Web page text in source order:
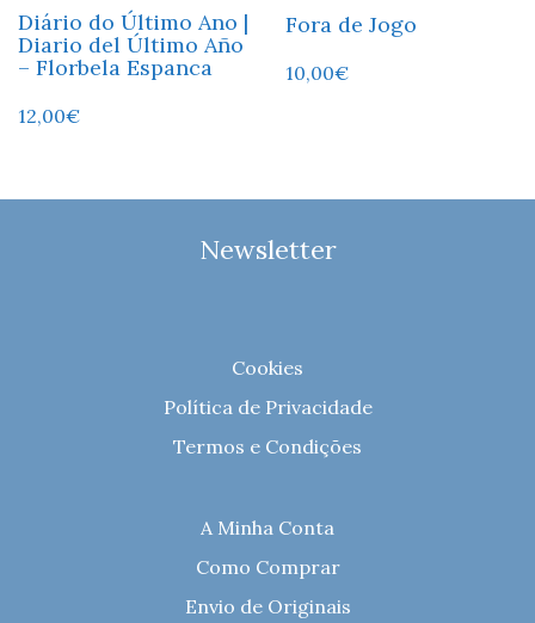
Diário do Último Ano |
Diario del Último Año
– Florbela Espanca
12,00€
Fora de Jogo
10,00€
Newsletter
Cookies
Política de Privacidade
Termos e Condições
A Minha Conta
Como Comprar
Envio de Originais